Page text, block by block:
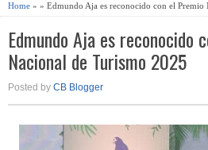
Home » » Edmundo Aja es reconocido con el Premio
Edmundo Aja es reconocido
Nacional de Turismo 2025
Posted by CB Blogger